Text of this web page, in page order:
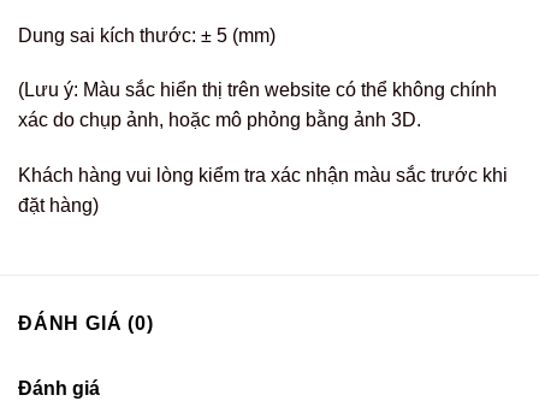
Dung sai kích thước: ± 5 (mm)
(Lưu ý: Màu sắc hiển thị trên website có thể không chính
xác do chụp ảnh, hoặc mô phỏng bằng ảnh 3D.
Khách hàng vui lòng kiểm tra xác nhận màu sắc trước khi
đặt hàng)
ĐÁNH GIÁ (0)
Đánh giá